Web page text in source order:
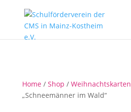
Home/ Shop / Weihnachtskarten
„Schneemänner im Wald“